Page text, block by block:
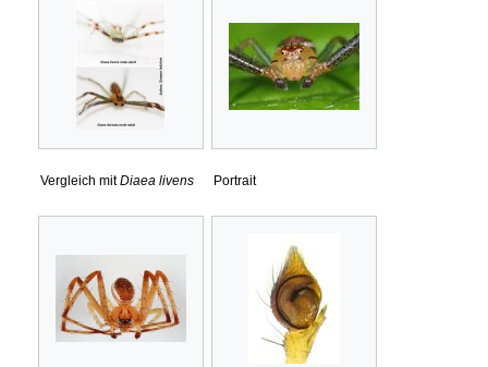
Vergleich mitDiaea livens Portrait